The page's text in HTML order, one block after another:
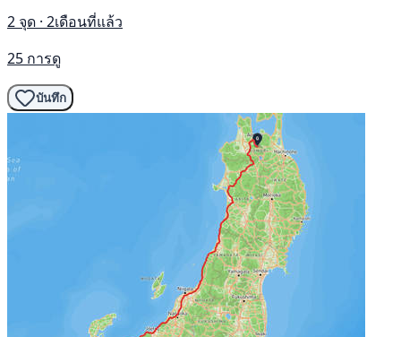
2 จุด · 2เดือนที่แล้ว
25 การดู
บันทึก